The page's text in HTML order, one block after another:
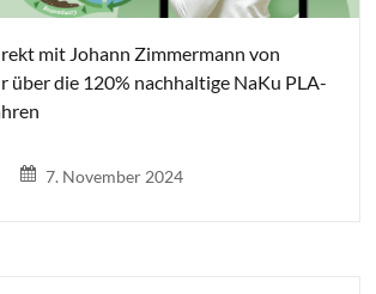
mit Johann Zimmermann von
über die 120% nachhaltige NaKu PLA-
7. November 2024